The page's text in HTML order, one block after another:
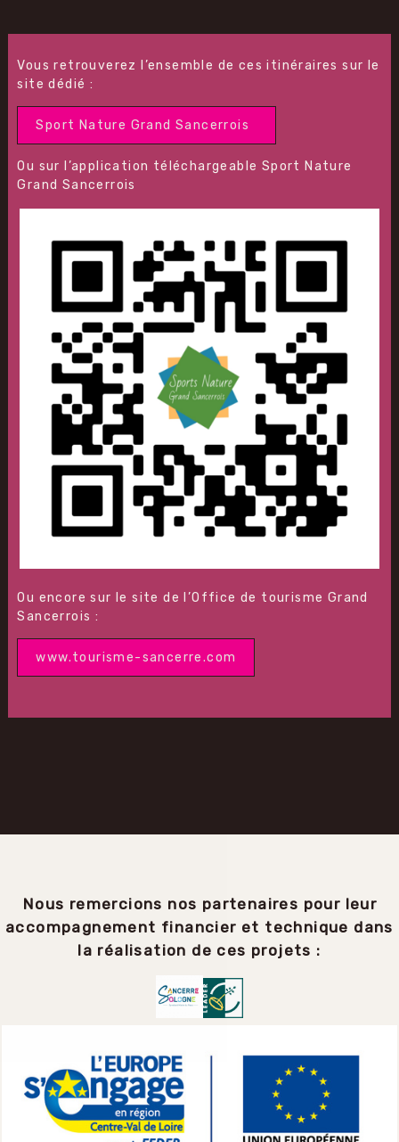
Vous retrouverez l’ensemble de ces itinéraires sur le
site dédié :
Sport Nature Grand Sancerrois
Ou sur l’application téléchargeable Sport Nature
Grand Sancerrois
Ou encore sur le site de l’Office de tourisme Grand
Sancerrois :
www.tourisme-sancerre.com
Nous remercions nos partenaires pour leur
accompagnement financier et technique dans
la réalisation de ces projets :